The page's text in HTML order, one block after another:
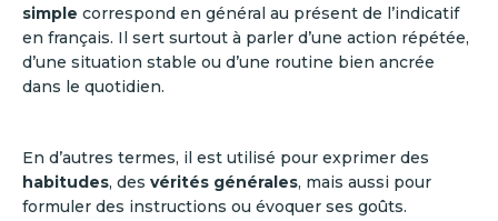
simple correspond en général au présent de l’indicatif
en français. Il sert surtout à parler d’une action répétée,
d’une situation stable ou d’une routine bien ancrée
dans le quotidien.
En d’autres termes, il est utilisé pour exprimer des
habitudes, des vérités générales, mais aussi pour
formuler des instructions ou évoquer ses goûts.